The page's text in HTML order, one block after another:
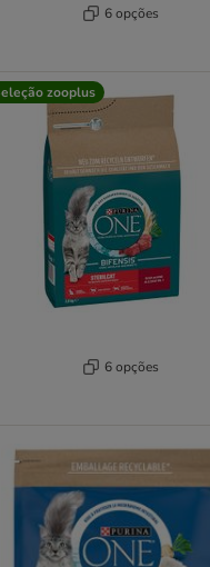
6 opções
zooplus
6 opções